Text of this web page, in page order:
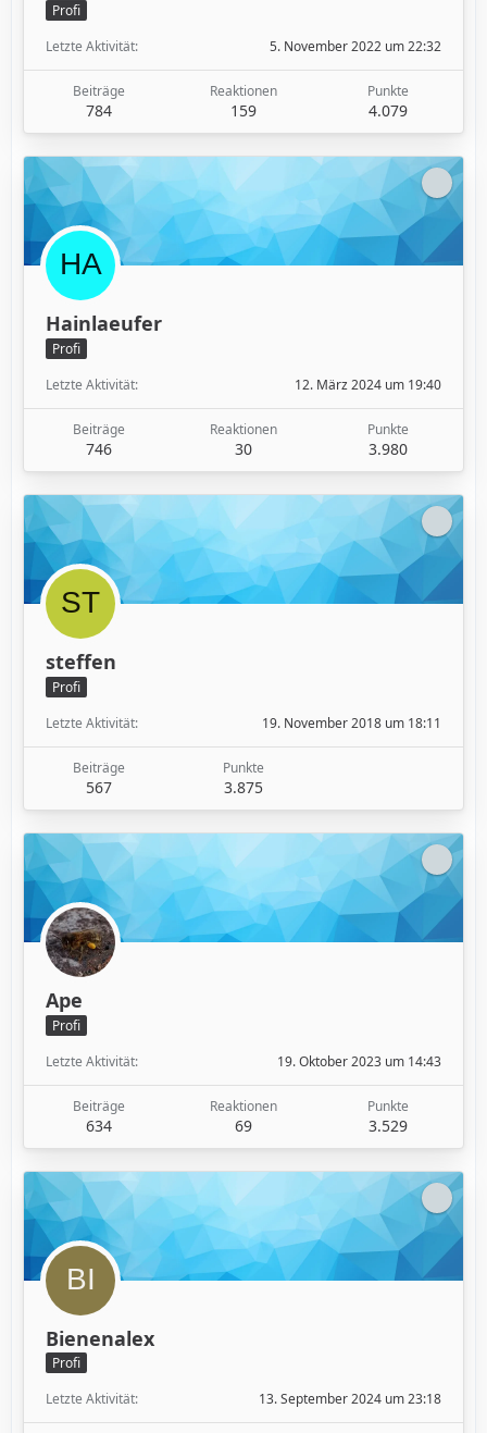
Profi
Letzte Aktivität
5. November 2022 um 22:32
Beiträge
784
Reaktionen
159
Punkte
4.079
Hainlaeufer
Profi
Letzte Aktivität
12. März 2024 um 19:40
Beiträge
746
Reaktionen
30
Punkte
3.980
steffen
Profi
Letzte Aktivität
19. November 2018 um 18:11
Beiträge
567
Punkte
3.875
Ape
Profi
Letzte Aktivität
19. Oktober 2023 um 14:43
Beiträge
634
Reaktionen
69
Punkte
3.529
Bienenalex
Profi
Letzte Aktivität
13. September 2024 um 23:18